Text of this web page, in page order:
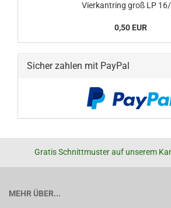
Vierkantring groß LP
0,50 EUR
Sicher zahlen mit PayPal
Gratis Schnittmuster auf unserem
MEHR ÜBER...